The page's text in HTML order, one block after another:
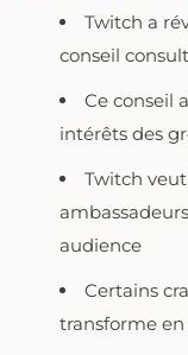
Twitch a
conseil
Ce conseil
intérêts des
Twitch
audience
Certains
transforme en